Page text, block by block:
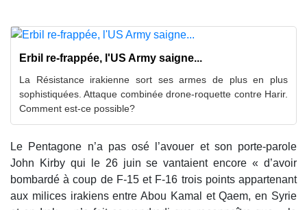
Erbil re-frappée, l'US Army saigne...
La Résistance irakienne sort ses armes de plus en plus
sophistiquées. Attaque combinée drone-roquette contre Harir.
Comment est-ce possible?
Le Pentagone n’a pas osé l’avouer et son porte-parole
John Kirby qui le 26 juin se vantaient encore « d’avoir
bombardé à coup de F-15 et F-16 trois points appartenant
aux milices irakiens entre Abou Kamal et Qaem, en Syrie